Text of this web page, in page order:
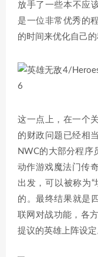
放手了一些本不应
是一位非常优秀的
的时间来优化自己的
这一点上，在一个
的财政问题已经相
NWC的大部分程序
动作游戏魔法门传
出发，可以被称为
的。最终结果就是
联网对战功能，各
提议的英雄上阵设定